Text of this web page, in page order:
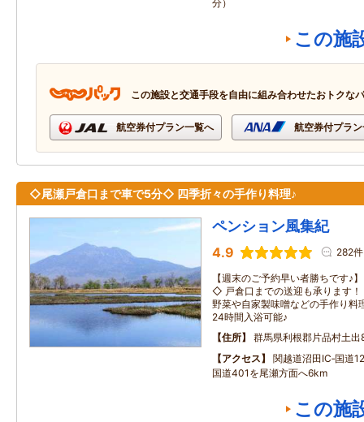
分）
この施
この施設と交通手段を自由に組み合わせたおトクな
航空券付プラン一覧へ 航空券付プラ
◇尾瀬戸倉口まで車で5分◇ 四季折々の手作り料理♪
ペンション風集紀
4.9 282件
【週末のご予約早い者勝ちです♪
◇ 戸倉口までの送迎も承ります！
野菜や自家製味噌などの手作り料
24時間入浴可能♪
住所
群馬県利根郡片品村土
アクセス
関越道沼田IC‐国道
国道401を尾瀬方面へ6km
この施